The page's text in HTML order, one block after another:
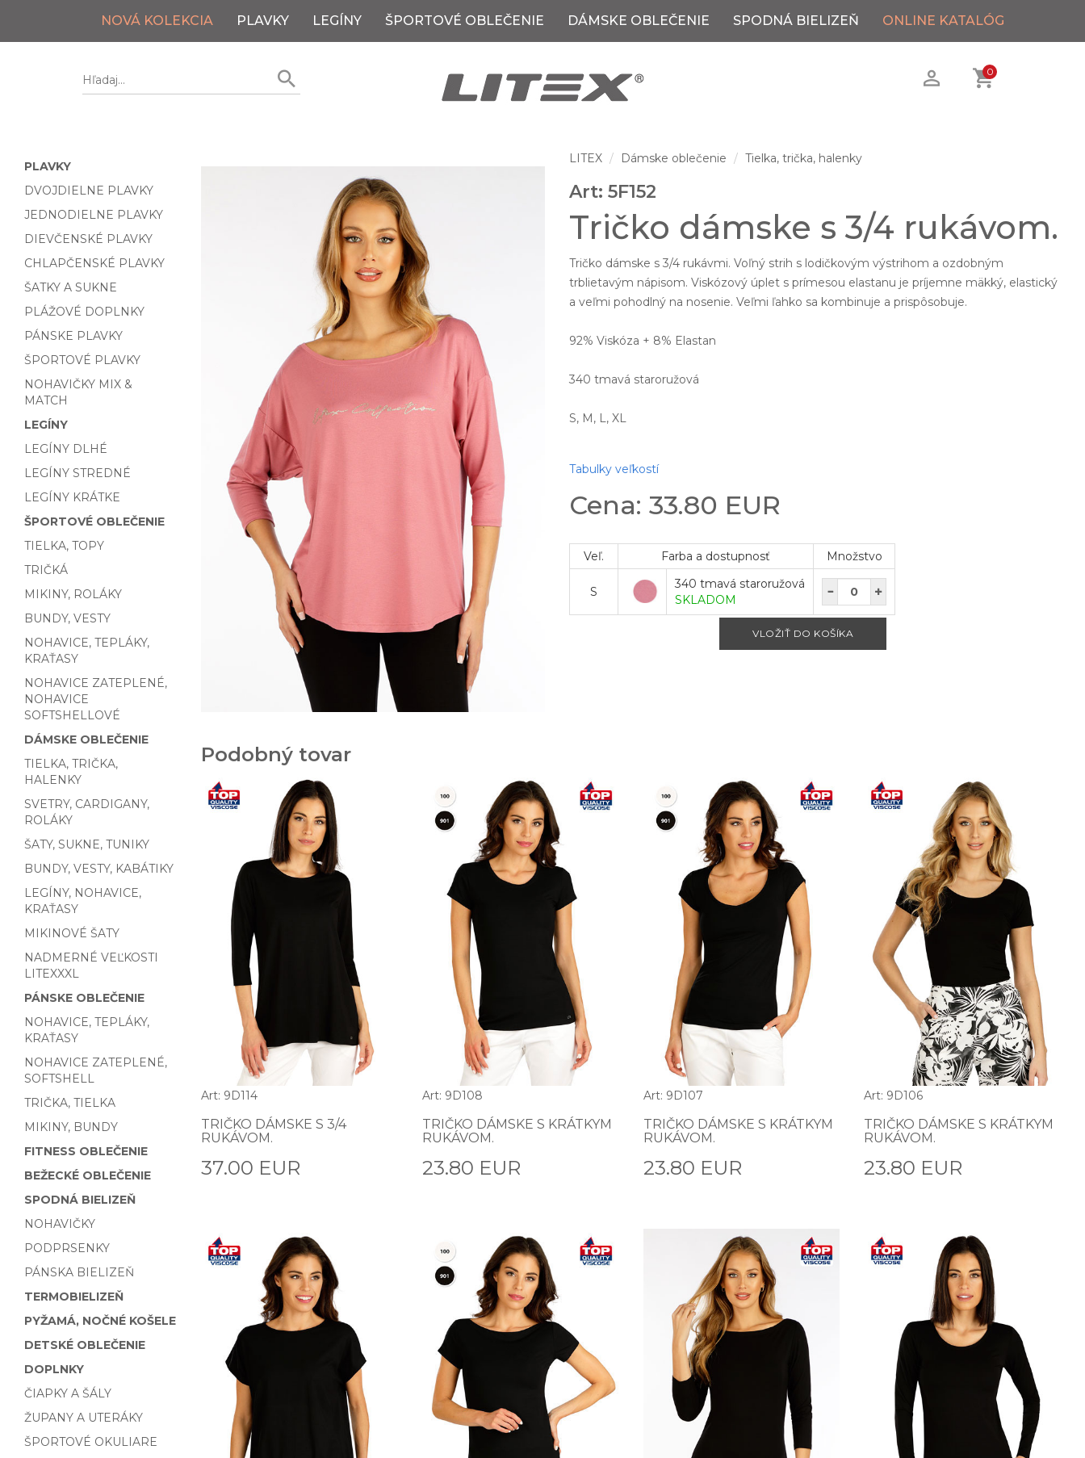
NOVÁ KOLEKCIA PLAVKY LEGÍNY ŠPORTOVÉ OBLEČENIE DÁMSKE OBLEČENIE SPODNÁ BIELIZEŇ ONLINE KATALÓG
0
PLAVKY
DVOJDIELNE PLAVKY
JEDNODIELNE PLAVKY
DIEVČENSKÉ PLAVKY
CHLAPČENSKÉ PLAVKY
ŠATKY A SUKNE
PLÁŽOVÉ DOPLNKY
PÁNSKE PLAVKY
ŠPORTOVÉ PLAVKY
NOHAVIČKY MIX &
MATCH
LEGÍNY
LEGÍNY DLHÉ
LEGÍNY STREDNÉ
LEGÍNY KRÁTKE
ŠPORTOVÉ OBLEČENIE
TIELKA, TOPY
TRIČKÁ
MIKINY, ROLÁKY
BUNDY, VESTY
NOHAVICE, TEPLÁKY,
KRAŤASY
NOHAVICE ZATEPLENÉ,
NOHAVICE
SOFTSHELLOVÉ
DÁMSKE OBLEČENIE
TIELKA, TRIČKA,
HALENKY
SVETRY, CARDIGANY,
ROLÁKY
ŠATY, SUKNE, TUNIKY
BUNDY, VESTY, KABÁTIKY
LEGÍNY, NOHAVICE,
KRAŤASY
MIKINOVÉ ŠATY
NADMERNÉ VEĽKOSTI
LITEXXXL
PÁNSKE OBLEČENIE
NOHAVICE, TEPLÁKY,
KRAŤASY
NOHAVICE ZATEPLENÉ,
SOFTSHELL
TRIČKA, TIELKA
MIKINY, BUNDY
FITNESS OBLEČENIE
BEŽECKÉ OBLEČENIE
SPODNÁ BIELIZEŇ
NOHAVIČKY
PODPRSENKY
PÁNSKA BIELIZEŇ
TERMOBIELIZEŇ
PYŽAMÁ, NOČNÉ KOŠELE
DETSKÉ OBLEČENIE
DOPLNKY
ČIAPKY A ŠÁLY
ŽUPANY A UTERÁKY
ŠPORTOVÉ OKULIARE
LITEX Dámske oblečenie Tielka, trička, halenky
Art: 5F152
Tričko dámske s 3/4 rukávom.
Tričko dámske s 3/4 rukávmi. Voľný strih s lodičkovým výstrihom a ozdobným
trblietavým nápisom. Viskózový úplet s prímesou elastanu je príjemne mäkký, elastický
a veľmi pohodlný na nosenie. Veľmi ľahko sa kombinuje a prispôsobuje.
92% Viskóza + 8% Elastan
340 tmavá staroružová
S, M, L, XL
Tabulky veľkostí
Cena: 33.80 EUR
Veľ. Farba a dostupnosť Množstvo
S
340 tmavá staroružová
SKLADOM
Podobný tovar
Art: 9D114
TRIČKO DÁMSKE S 3/4
RUKÁVOM.
37.00 EUR
Art: 9D108
TRIČKO DÁMSKE S KRÁTKYM
RUKÁVOM.
23.80 EUR
Art: 9D107
TRIČKO DÁMSKE S KRÁTKYM
RUKÁVOM.
23.80 EUR
Art: 9D106
TRIČKO DÁMSKE S KRÁTKYM
RUKÁVOM.
23.80 EUR